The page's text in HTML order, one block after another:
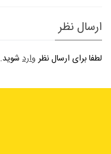
ارسال نظر
لطفا برای ارسال نظروارد شوید.